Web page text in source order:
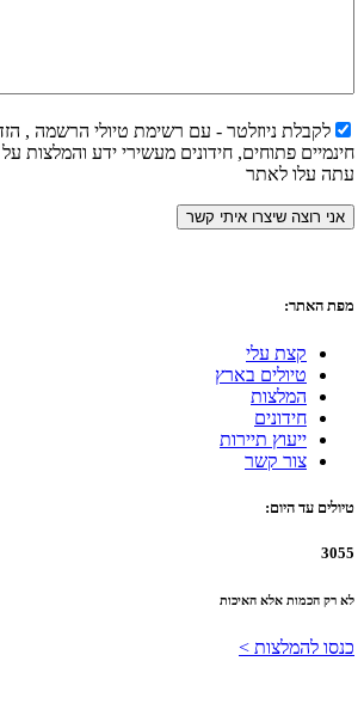
לקבלת ניוזלטר - עם רשימת טיולי הרשמה ,
חינמיים פתוחים, חידונים מעשירי ידע והמלצות
עתה עלו לאתר
מפת האתר:
קצת עלי
טיולים בארץ
המלצות
חידונים
ייעוץ תיירות
צור קשר
טיולים עד היום:
3055
לא רק הכמות אלא האיכות
כנסו להמלצות >